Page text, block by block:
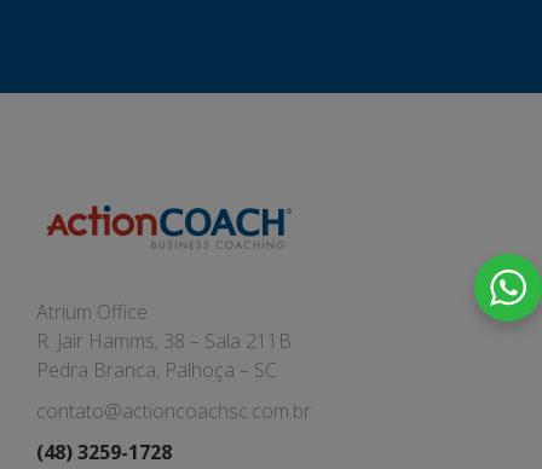
Atrium Office
R. Jair Hamms, 38 – Sala 211B
Pedra Branca, Palhoça – SC
contato@actioncoachsc.com.br
(48) 3259-1728